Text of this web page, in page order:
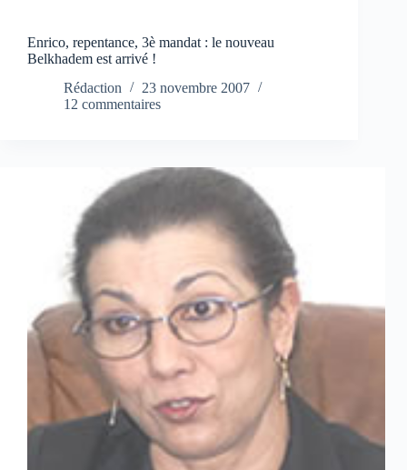
Enrico, repentance, 3è mandat : le nouveau
Belkhadem est arrivé !
Rédaction
23 novembre 2007
12 commentaires